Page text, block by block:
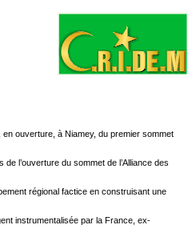
ouverture, à Niamey, du premier sommet
l’ouverture du sommet de l’Alliance des
régional factice en construisant une
instrumentalisée par la France, ex-